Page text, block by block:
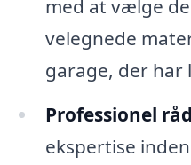
med at vælge
velegnede
garage, der har
Professionel
ekspertise